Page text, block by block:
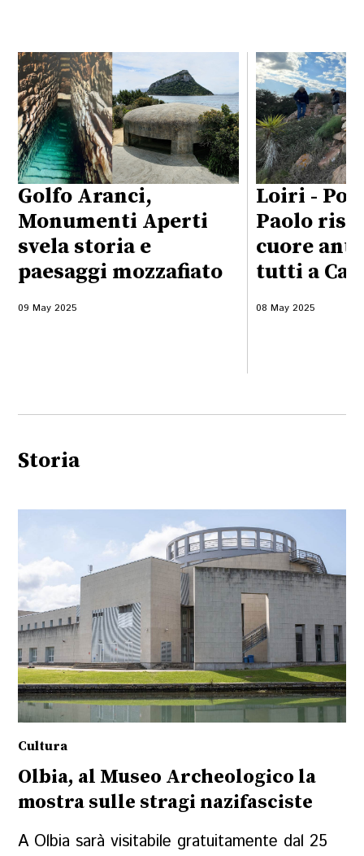
Golfo Aranci,
Monumenti Aperti
svela storia e
paesaggi mozzafiato
09 May 2025
Loiri -
Paolo
cuore
tutti a
08 May 2025
Storia
Cultura
Olbia, al Museo Archeologico la
mostra sulle stragi nazifasciste
A Olbia sarà visitabile gratuitamente dal 25